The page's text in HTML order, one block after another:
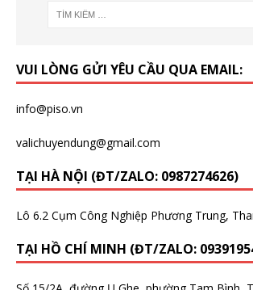
VUI LÒNG GỬI YÊU CẦU QUA EMAIL:
info@piso.vn
valichuyendung@gmail.com
TẠI HÀ NỘI (ĐT/ZALO: 0987274626)
Lô 6.2 Cụm Công Nghiệp Phương Trung,
TẠI HỒ CHÍ MINH (ĐT/ZALO: